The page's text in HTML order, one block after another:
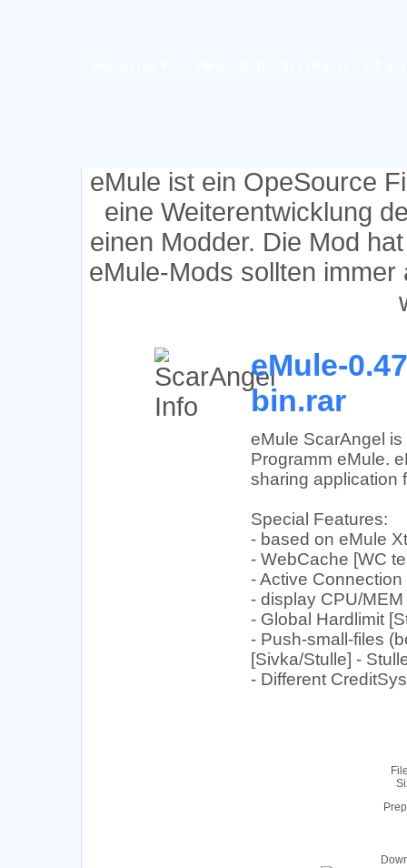
eMule ist ein OpeSource
eine Weiterentwicklung
einen Modder. Die Mod
eMule-Mods sollten
eMule-
bin.rar
eMule ScarAngel
Programm eMule.
sharing application
Special Features:
- based on eMule
- WebCache [WC
- Active
- display CPU/
- Global Hardlimit
- Push-small-files
[Sivka/Stulle] -
- Different